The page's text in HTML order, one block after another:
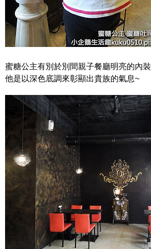
蜜糖公主有別於別間親子餐廳明亮的內裝
他是以深色底調來彰顯出貴族的氣息~